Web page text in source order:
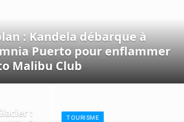
: Kandela débarque à
Puerto pour enflammer
Malibu Club
:
TOURISME